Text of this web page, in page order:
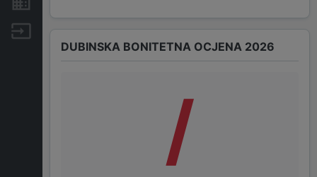
Izvoz
DUBINSKA BONITETNA OCJENA 2026
/